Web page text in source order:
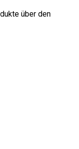
über den